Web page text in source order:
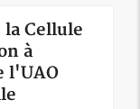
Cellule
à
l'UAO